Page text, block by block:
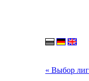
« Выбор